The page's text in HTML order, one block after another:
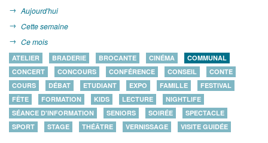
Aujourd'hui
Cette semaine
Ce mois
ATELIER BRADERIE BROCANTE CINÉMA
COMMUNAL
CONCERT
CONCOURS CONFÉRENCE CONSEIL
CONTE
COURS
DÉBAT ETUDIANT EXPO FAMILLE
FESTIVAL
FÊTE
FORMATION KIDS LECTURE
NIGHTLIFE
SÉANCE D'INFORMATION
SENIORS SOIRÉE
SPECTACLE
SPORT
STAGE THÉÂTRE VERNISSAGE VISITE GUIDÉE